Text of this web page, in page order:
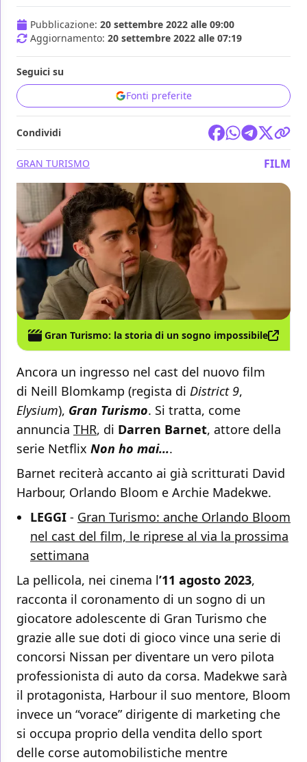
Pubblicazione: 20 settembre 2022 alle 09:00
Aggiornamento: 20 settembre 2022 alle 07:19
Seguici su
Fonti preferite
Condividi
GRAN TURISMO FILM
Gran Turismo: la storia di un sogno impossibile
Ancora un ingresso nel cast del nuovo film
di Neill Blomkamp (regista di District 9,
Elysium), Gran Turismo. Si tratta, come
annuncia THR, di Darren Barnet, attore della
serie Netflix Non ho mai....
Barnet reciterà accanto ai già scritturati David
Harbour, Orlando Bloom e Archie Madekwe.
LEGGI - Gran Turismo: anche Orlando Bloom
nel cast del film, le riprese al via la prossima
settimana
La pellicola, nei cinema l’11 agosto 2023,
racconta il coronamento di un sogno di un
giocatore adolescente di Gran Turismo che
grazie alle sue doti di gioco vince una serie di
concorsi Nissan per diventare un vero pilota
professionista di auto da corsa. Madekwe sarà
il protagonista, Harbour il suo mentore, Bloom
invece un “vorace” dirigente di marketing che
si occupa proprio della vendita dello sport
delle corse automobilistiche mentre